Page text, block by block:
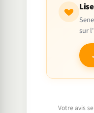
sur
Votre avis